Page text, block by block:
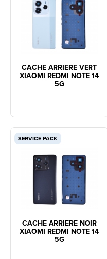
CACHE ARRIERE VERT
XIAOMI REDMI NOTE 14
5G
SERVICE PACK
CACHE ARRIERE NOIR
XIAOMI REDMI NOTE 14
5G